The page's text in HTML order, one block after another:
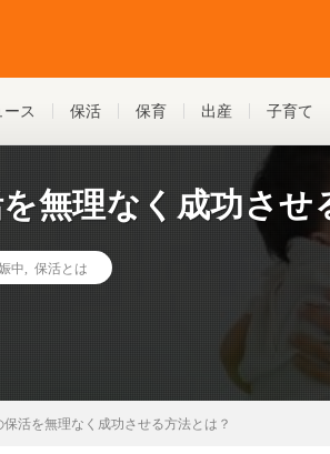
ース 保活 保育 出産 子育て
無理なく成功させ
中 保活とは
保活を無理なく成功させる方法とは？